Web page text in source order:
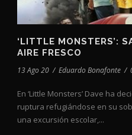
‘LITTLE MONSTERS’:
AIRE FRESCO
13 Ago 20 / Eduardo Bonafonte /
En ‘Little Monsters’ Dave ha
ruptura refugiándose en su
una excursión escolar,...